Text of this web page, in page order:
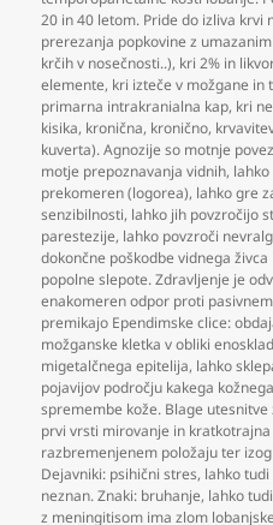
20 in 40 letom. Pride do izliva krvi
prerezanja popkovine z
krčih v nosečnosti..), kri 2% in
elemente, kri izteče v možgane in
primarna intrakranialna kap, kri
kisika, kronična, kronično,
kuverta). Agnozije so motnje
motje prepoznavanja vidnih,
prekomeren (logorea), lahko gre
senzibilnosti, lahko jih povzročijo
parestezije, lahko povzroči
dokončne poškodbe vidnega
popolne slepote. Zdravljenje je
enakomeren odpor proti
premikajo Ependimske clice:
možganske kletka v obliki
migetalčnega epitelija, lahko
pojavijov področju kakega
spremembe kože. Blage
prvi vrsti mirovanje in
razbremenjenem položaju ter
Dejavniki: psihični stres, lahko
neznan. Znaki: bruhanje, lahko
z meningitisom ima zlom